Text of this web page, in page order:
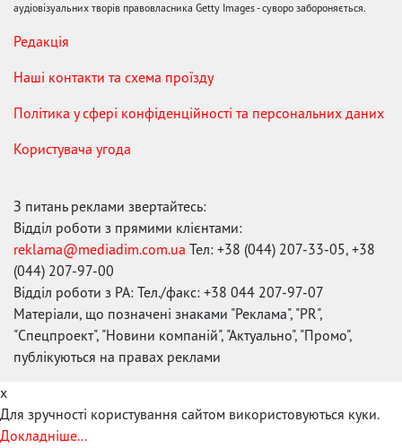
аудіовізуальних творів правовласника Getty Images - суворо забороняється.
Редакція
Наші контакти та схема проїзду
Політика у сфері конфіденційності та персональних даних
Користувача угода
З питань реклами звертайтесь:
Відділ роботи з прямими клієнтами:
reklama@mediadim.com.ua Тел: +38 (044) 207-33-05, +38
(044) 207-97-00
Відділ роботи з РА: Тел./факс: +38 044 207-97-07
Матеріали, що позначені знаками "Реклама", "PR",
"Спецпроект", "Новини компаній", "Актуально", "Промо",
публікуються на правах реклами
x
Для зручності користування сайтом використовуються куки.
Докладніше...